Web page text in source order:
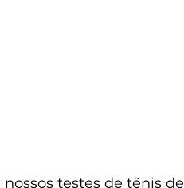
testes de tênis de